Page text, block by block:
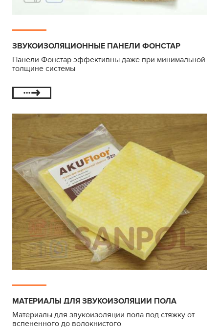
ЗВУКОИЗОЛЯЦИОННЫЕ ПАНЕЛИ ФОНСТАР
Панели Фонстар эффективны даже при минимальной
толщине системы
МАТЕРИАЛЫ ДЛЯ ЗВУКОИЗОЛЯЦИИ ПОЛА
Материалы для звукоизоляции пола под стяжку от
вспененного до волокнистого